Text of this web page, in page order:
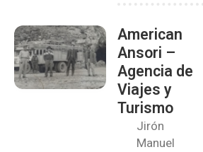
American
Ansori –
Agencia de
Viajes y
Turismo
Jirón
Manuel